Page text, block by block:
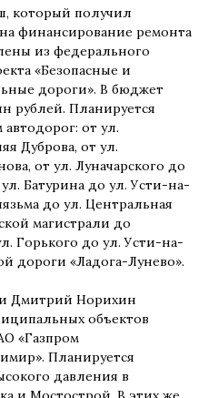
который получил
финансирование ремонта
из федерального
«Безопасные и
дороги». В бюджет
рублей. Планируется
автодорог: от ул.
Дуброва, от ул.
от ул. Луначарского до
Батурина до ул. Усти-на-
до ул. Центральная
магистрали до
Горького до ул. Усти-на-
дороги «Ладога-Лунево».
Дмитрий Норихин
объектов
«Газпром
Планируется
давления в